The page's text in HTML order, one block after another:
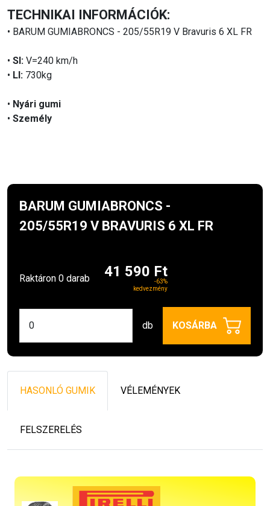
TECHNIKAI INFORMÁCIÓK:
• BARUM GUMIABRONCS - 205/55R19 V Bravuris 6 XL FR
• SI: V=240 km/h
• LI: 730kg
• Nyári gumi
• Személy
BARUM GUMIABRONCS -
205/55R19 V BRAVURIS 6 XL FR
Raktáron 0 darab 41 590 Ft
-63%
kedvezmény
db KOSÁRBA
HASONLÓ GUMIK VÉLEMÉNYEK
FELSZERELÉS